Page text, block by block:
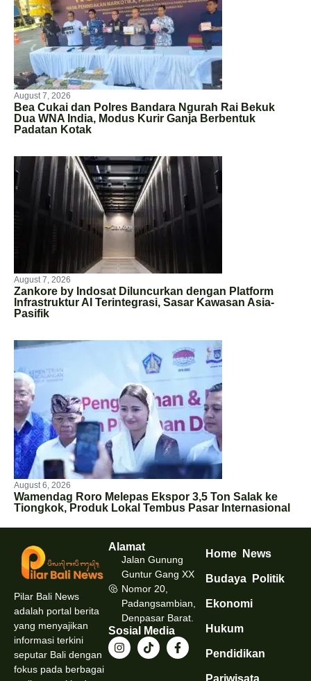
August 7, 2026
Bea Cukai dan Polres Bandara Ngurah Rai Bekuk
Dua WNA India, Modus Kurir Ganja Berbentuk
Padatan Kotak
August 7, 2026
Zankore by Indosat Diluncurkan dengan Platform
Infrastruktur AI Terintegrasi, Sasar Kawasan Asia-
Pasifik
August 6, 2026
Wamendag Roro Melepas Ekspor 3,5 Ton Salak ke
Tiongkok, Produk Lokal Tembus Pasar Internasional
Pilar Bali News
adalah portal berita
yang menyajikan
informasi terkini
seputar Bali dengan
fokus pada berbagai
Alamat
Jalan Gunung
Guntur Gang XX
Nomor 20,
Padangsambian,
Denpasar Barat.
Sosial Media
Home News
Budaya Politik
Ekonomi
Hukum
Pendidikan
Pariwisata